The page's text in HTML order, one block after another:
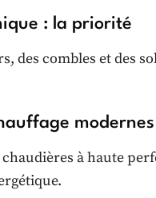
: la priorité
des combles et des
modernes
à haute